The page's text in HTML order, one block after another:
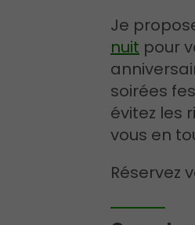
Je
nuit pour
soirées
évitez les
vous en
Réservez